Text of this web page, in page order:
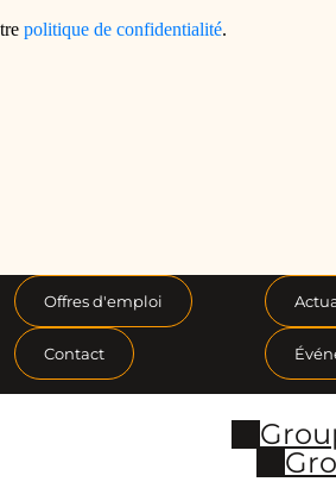
Offres d'emploi
Contact